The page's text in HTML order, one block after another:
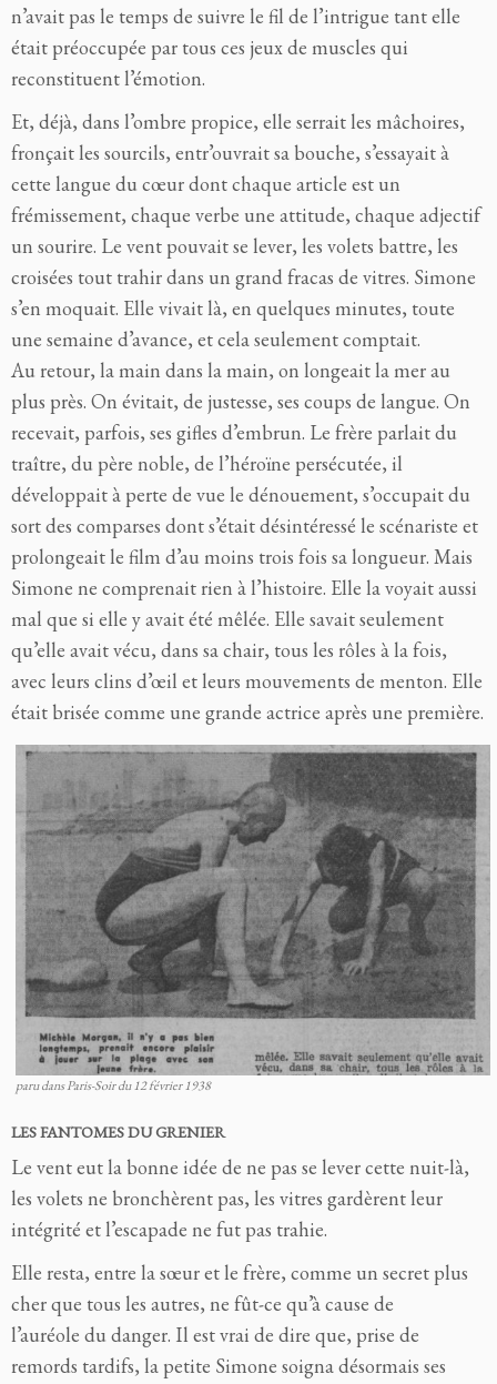
n’avait pas le temps de suivre le fil de l’intrigue tant elle
était préoccupée par tous ces jeux de muscles qui
reconstituent l’émotion.
Et, déjà, dans l’ombre propice, elle serrait les mâchoires,
fronçait les sourcils, entr’ouvrait sa bouche, s’essayait à
cette langue du cœur dont chaque article est un
frémissement, chaque verbe une attitude, chaque adjectif
un sourire. Le vent pouvait se lever, les volets battre, les
croisées tout trahir dans un grand fracas de vitres. Simone
s’en moquait. Elle vivait là, en quelques minutes, toute
une semaine d’avance, et cela seulement comptait.
Au retour, la main dans la main, on longeait la mer au
plus près. On évitait, de justesse, ses coups de langue. On
recevait, parfois, ses gifles d’embrun. Le frère parlait du
traître, du père noble, de l’héroïne persécutée, il
développait à perte de vue le dénouement, s’occupait du
sort des comparses dont s’était désintéressé le scénariste et
prolongeait le film d’au moins trois fois sa longueur. Mais
Simone ne comprenait rien à l’histoire. Elle la voyait aussi
mal que si elle y avait été mêlée. Elle savait seulement
qu’elle avait vécu, dans sa chair, tous les rôles à la fois,
avec leurs clins d’œil et leurs mouvements de menton. Elle
était brisée comme une grande actrice après une première.
paru dans Paris-Soir du 12 février 1938
LES FANTOMES DU GRENIER
Le vent eut la bonne idée de ne pas se lever cette nuit-là,
les volets ne bronchèrent pas, les vitres gardèrent leur
intégrité et l’escapade ne fut pas trahie.
Elle resta, entre la sœur et le frère, comme un secret plus
cher que tous les autres, ne fût-ce qu’à cause de
l’auréole du danger. Il est vrai de dire que, prise de
remords tardifs, la petite Simone soigna désormais ses